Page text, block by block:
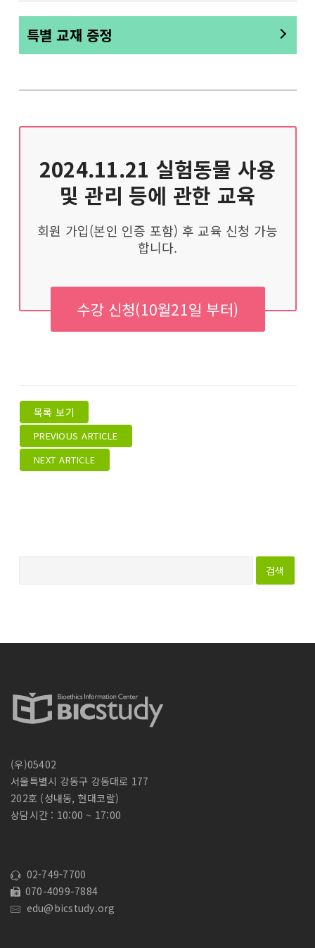
특별 교재 증정
2024.11.21 실험동물 사용
및 관리 등에 관한 교육
회원 가입(본인 인증 포함) 후 교육 신청 가능
합니다.
수강 신청(10월21일 부터)
목록 보기
PREVIOUS ARTICLE
NEXT ARTICLE
(우)05402
서울특별시 강동구 강동대로 177
202호 (성내동, 현대코랄)
상담시간 : 10:00 ~ 17:00
02-749-7700
070-4099-7884
edu@bicstudy.org